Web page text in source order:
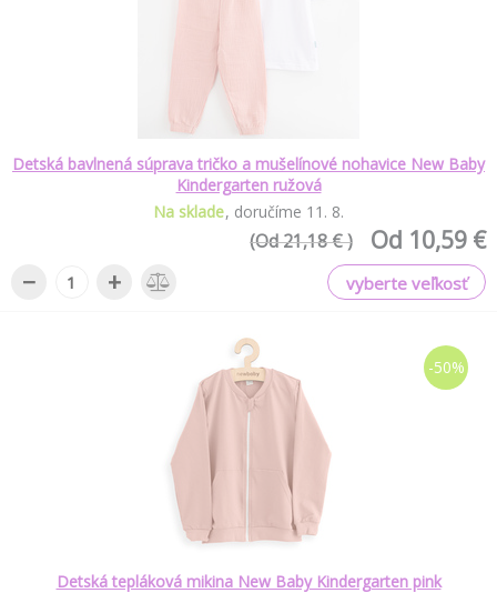
Detská bavlnená súprava tričko a mušelínové nohavice New Baby
Kindergarten ružová
Na sklade doručíme 11 . 8.
Od 10,59 €
(Od 21,18 € )
− + vyberte veľkosť
-50%
Detská tepláková mikina New Baby Kindergarten pink